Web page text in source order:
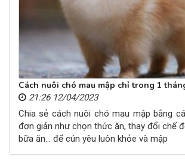
Cách nuôi chó mau mập chỉ trong 1
21:26 12/04/2023
Chia sẻ cách nuôi chó mau mập bằng
đơn giản như chọn thức ăn, thay đổi chế
bữa ăn… để cún yêu luôn khỏe và mập